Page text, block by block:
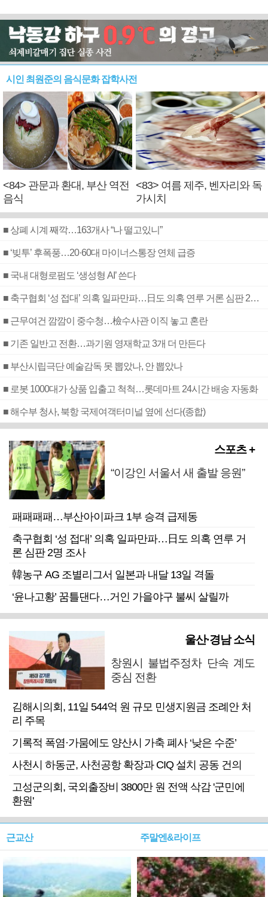
시인 최원준의 음식문화 잡학사전
<84> 관문과 환대, 부산 역전
음식
<83> 여름 제주, 벤자리와 독
가시치
■ 상폐 시계 째깍…163개사 “나 떨고있니”
■ ‘빚투’ 후폭풍…20·60대 마이너스통장 연체 급증
■ 국내 대형로펌도 ‘생성형 AI’ 쓴다
■ 축구협회 ‘성 접대’ 의혹 일파만파…日도 의혹 연루 거론 심판 2명 조사
■ 근무여건 깜깜이 중수청…檢수사관 이직 놓고 혼란
■ 기존 일반고 전환…과기원 영재학교 3개 더 만든다
■ 부산시립극단 예술감독 못 뽑았나, 안 뽑았나
■ 로봇 1000대가 상품 입출고 척척…롯데마트 24시간 배송 자동화
■ 해수부 청사, 북항 국제여객터미널 옆에 선다(종합)
스포츠 +
“이강인 서울서 새 출발 응원”
패패패패…부산아이파크 1부 승격 급제동
축구협회 ‘성 접대’ 의혹 일파만파…日도 의혹 연루 거
론 심판 2명 조사
韓농구 AG 조별리그서 일본과 내달 13일 격돌
‘윤나고황’ 꿈틀댄다…거인 가을야구 불씨 살릴까
울산·경남 소식
창원시 불법주정차 단속 계도
중심 전환
김해시의회, 11일 544억 원 규모 민생지원금 조례안 처
리 주목
기록적 폭염·가뭄에도 양산시 가축 폐사 ‘낮은 수준’
사천시 하동군, 사천공항 확장과 CIQ 설치 공동 건의
고성군의회, 국외출장비 3800만 원 전액 삭감 '군민에
환원'
근교산 주말엔&라이프